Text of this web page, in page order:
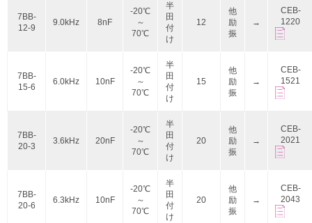
7BB-
12-9
9.0kHz 8nF
-20℃
～
70℃
半
田
付
け
12
他
励
振
→
CEB-
1220
7BB-
15-6
6.0kHz 10nF
-20℃
～
70℃
半
田
付
け
15
他
励
振
→
CEB-
1521
7BB-
20-3
3.6kHz 20nF
-20℃
～
70℃
半
田
付
け
20
他
励
振
→
CEB-
2021
7BB-
20-6
6.3kHz 10nF
-20℃
～
70℃
半
田
付
け
20
他
励
振
→
CEB-
2043